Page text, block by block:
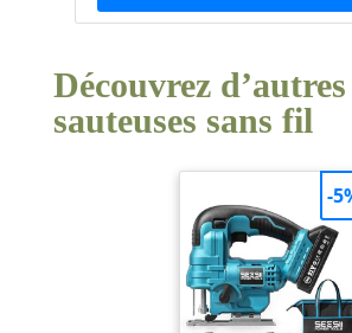
Découvrez d’autres
sauteuses sans fil
-